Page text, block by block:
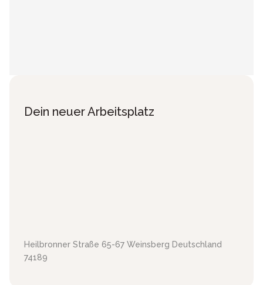
Dein neuer Arbeitsplatz
Heilbronner Straße 65-67 Weinsberg Deutschland
74189